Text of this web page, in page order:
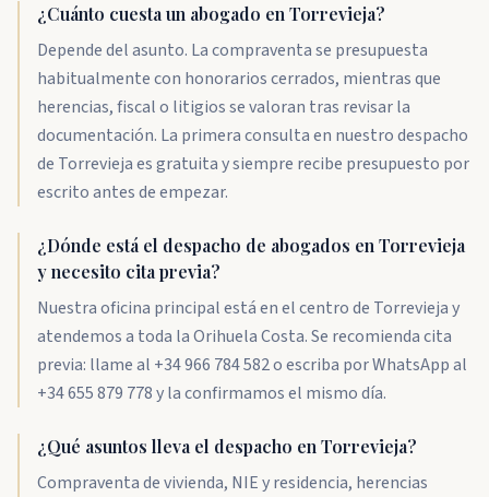
¿Cuánto cuesta un abogado en Torrevieja?
Depende del asunto. La compraventa se presupuesta
habitualmente con honorarios cerrados, mientras que
herencias, fiscal o litigios se valoran tras revisar la
documentación. La primera consulta en nuestro despacho
de Torrevieja es gratuita y siempre recibe presupuesto por
escrito antes de empezar.
¿Dónde está el despacho de abogados en Torrevieja
y necesito cita previa?
Nuestra oficina principal está en el centro de Torrevieja y
atendemos a toda la Orihuela Costa. Se recomienda cita
previa: llame al +34 966 784 582 o escriba por WhatsApp al
+34 655 879 778 y la confirmamos el mismo día.
¿Qué asuntos lleva el despacho en Torrevieja?
Compraventa de vivienda, NIE y residencia, herencias